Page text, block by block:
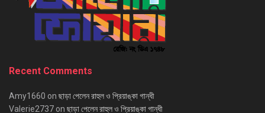
Recent Comments
Amy1660 on ছাড়া পেলেন রাহুল ও প্রিয়াঙ্কা গান্ধী
Valerie2737 on ছাড়া পেলেন রাহুল ও প্রিয়াঙ্কা গান্ধী